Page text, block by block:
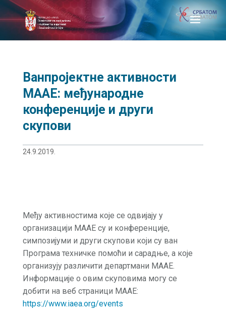
Ванпројектне активности
МААЕ: међународне
конференције и други
скупови
24.9.2019.
Међу активностима које се одвијају у
организацији МААЕ су и конференције,
симпозијуми и други скупови који су ван
Програма техничке помоћи и сарадње, а које
организују различити департмани МААЕ.
Информације о овим скуповима могу се
добити на веб страници МААЕ:
https://www.iaea.org/events